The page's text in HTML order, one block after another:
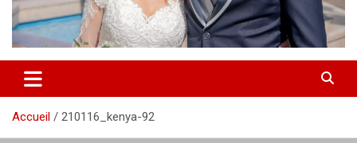
Accueil 210116_kenya-92